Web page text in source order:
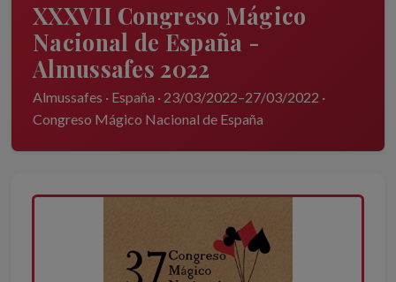
XXXVII Congreso Mágico
Nacional de España -
Almussafes 2022
Almussafes · España · 23/03/2022–27/03/2022 ·
Congreso Mágico Nacional de España